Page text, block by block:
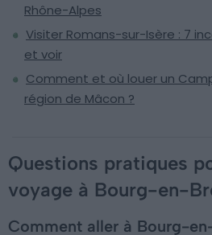
Rhône-Alpes
Visiter Romans-sur-Isère : 7
et voir
Comment et où louer un
région de Mâcon ?
Questions pratiques
voyage à Bourg-en-
Comment aller à Bourg-